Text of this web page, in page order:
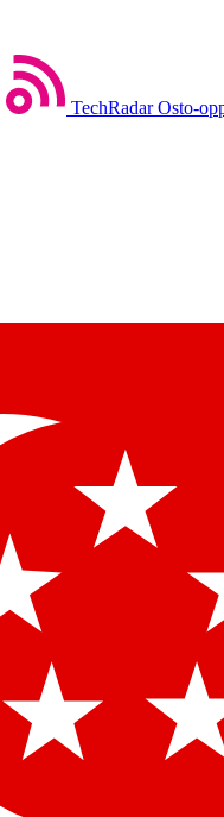
TechRadar Osto-